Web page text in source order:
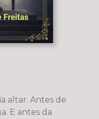
altar. Antes de
E antes da